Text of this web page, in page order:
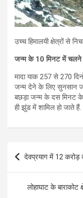
उच्च हिमालयी क्षेत्रों से
जन्म के 10 मिनट में चलने
मादा याक 257 से 270
जन्म देने के लिए सुनसान
बछड़ा जन्म के दस मिनट के
ही झुंड में शामिल हो जाते हैं.
Post
navigation
देवप्रयाग में 12 करोड़
लोहाघाट के